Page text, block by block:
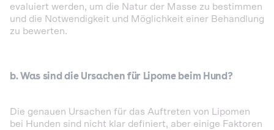
evaluiert werden, um die Natur der Masse zu bestimmen
und die Notwendigkeit und Möglichkeit einer Behandlung
zu bewerten.
b. Was sind die Ursachen für Lipome beim Hund?
Die genauen Ursachen für das Auftreten von Lipomen
bei Hunden sind nicht klar definiert, aber einige Faktoren